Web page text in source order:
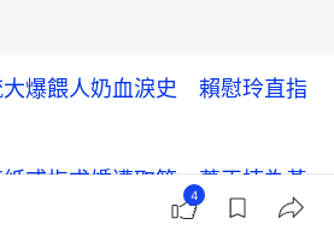
大爆餵人奶血淚史 賴慰玲直指
紙戒指求婚遭取笑 蕭正楠為黃
4